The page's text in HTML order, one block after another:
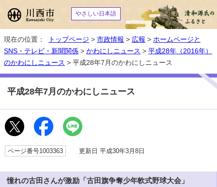
やさしい日本語
現在の位置： トップページ > 市政情報 > 広報 > ホームページと
SNS・テレビ・新聞関係 > かわにしニュース > 平成28年（2016年）
のかわにしニュース > 平成28年7月のかわにしニュース
平成28年7月のかわにしニュース
ページ番号1003363 更新日 平成30年3月8日
憧れの古田さんが激励「古田旗争奪少年軟式野球大会」